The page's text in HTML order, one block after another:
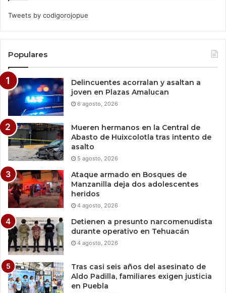
Tweets by codigorojopue
Populares
Delincuentes acorralan y asaltan a
joven en Plazas Amalucan
6 agosto, 2026
Mueren hermanos en la Central de
Abasto de Huixcolotla tras intento de
asalto
5 agosto, 2026
Ataque armado en Bosques de
Manzanilla deja dos adolescentes
heridos
4 agosto, 2026
Detienen a presunto narcomenudista
durante operativo en Tehuacán
4 agosto, 2026
Tras casi seis años del asesinato de
Aldo Padilla, familiares exigen justicia
en Puebla